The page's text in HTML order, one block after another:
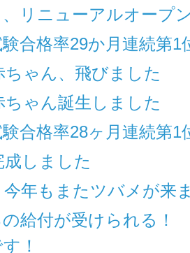
、リニューアルオープ
合格率29か月連続第1
ゃん、飛びました
ゃん誕生しました
合格率28ヶ月連続第1
しました
年もまたツバメが来
の給付が受けられる！
！